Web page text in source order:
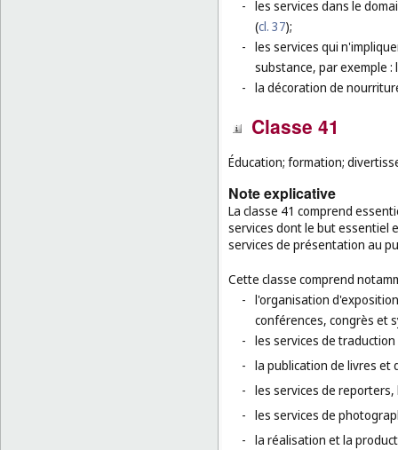
- les services dans le
(cl. 37);
- les services qui
substance, par exemple
- la décoration de
Classe 41
Éducation; formation;
Note explicative
La classe 41 comprend
services dont le but essentiel
services de présentation au
Cette classe comprend
- l'organisation
conférences, congrès et
- les services de
- la publication de livres
- les services de
- les services de
- la réalisation et la